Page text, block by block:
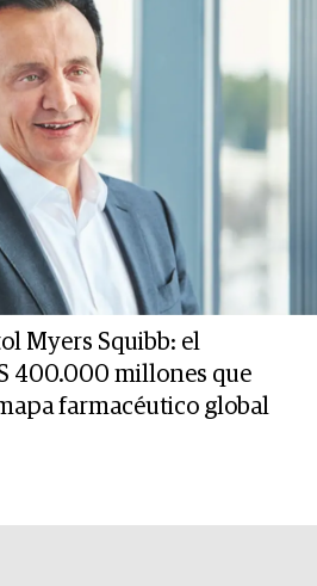
Myers Squibb: el
400.000 millones que
farmacéutico global